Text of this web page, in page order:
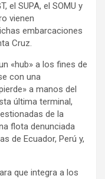
el SUPA, el SOMU y
vienen
embarcaciones
Cruz.
«hub» a los fines de
con una
a manos del
última terminal,
de la
flota denunciada
de Ecuador, Perú y,
que integra a los